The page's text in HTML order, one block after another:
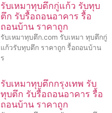
รับเหมาทุบตึกกู่แก้ว รับทุบ
ตึก รับรื้อถอนอาคาร รื้อ
ถอนบ้าน ราคาถูก
รับเหมาทุบตึก.com รับเหมา ทุบตึกกู่
แก้วรับทุบตึก ราคาถูก รื้อถอนบ้าน
ร
รับเหมาทุบตึกกรุงเทพ รับ
ทุบตึก รับรื้อถอนอาคาร รื้อ
ถอนบ้าน ราคาถูก